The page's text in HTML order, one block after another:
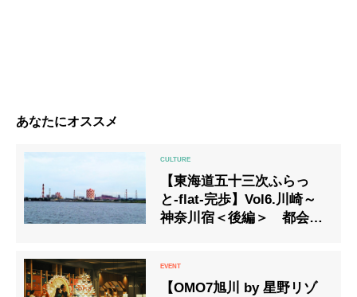
あなたにオススメ
【東海道五十三次ふらっ
と-flat-完歩】Vol6.川崎～
神奈川宿＜後編＞ 都会の
【OMO7旭川 by 星野リゾ